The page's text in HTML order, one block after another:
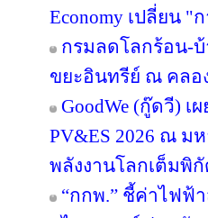
Economy เปลี่ยน
กรมลดโลกร้อน-
ขยะอินทรีย์ ณ คลอ
GoodWe (กู๊ดวี) เ
PV&ES 2026 ณ
พลังงานโลกเต็มพิกั
“กกพ.” ชี้ค่าไฟฟ้